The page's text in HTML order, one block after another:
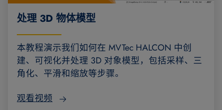
处理 3D 物体模型
本教程演示我们如何在 MVTec HALCON 中创
建、可视化并处理 3D 对象模型，包括采样、三
角化、平滑和缩放等步骤。
观看视频